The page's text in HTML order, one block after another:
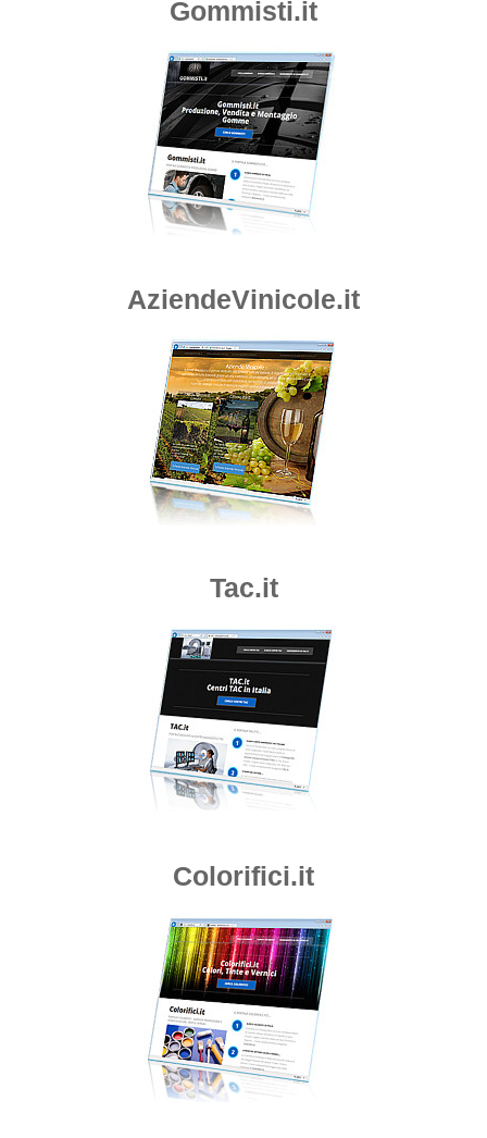
Gommisti.it
AziendeVinicole.it
Tac.it
Colorifici.it